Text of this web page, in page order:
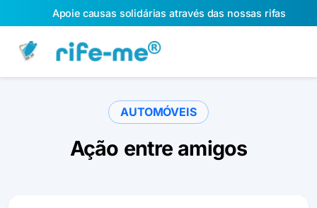
Apoie causas solidárias através das nossas rifas
AUTOMÓVEIS
Ação entre amigos